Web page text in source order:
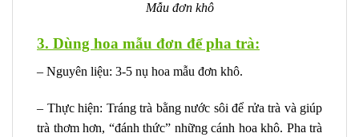
Mẫu đơn khô
3. Dùng hoa mẫu đơn để pha trà:
– Nguyên liệu: 3-5 nụ hoa mẫu đơn khô.
– Thực hiện: Tráng trà bằng nước sôi để rửa trà và giúp
trà thơm hơn, “đánh thức” những cánh hoa khô. Pha trà